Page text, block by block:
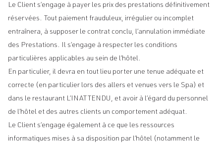
Le Client s’engage à payer les prix des prestations définitivement
réservées. Tout paiement frauduleux, irrégulier ou incomplet
entraînera, à supposer le contrat conclu, l’annulation immédiate
des Prestations. Il s’engage à respecter les conditions
particulières applicables au sein de l’hôtel.
En particulier, il devra en tout lieu porter une tenue adéquate et
correcte (en particulier lors des allers et venues vers le Spa) et
dans le restaurant L’INATTENDU, et avoir à l’égard du personnel
de l’hôtel et des autres clients un comportement adéquat.
Le Client s’engage également à ce que les ressources
informatiques mises à sa disposition par l’hôtel (notamment le